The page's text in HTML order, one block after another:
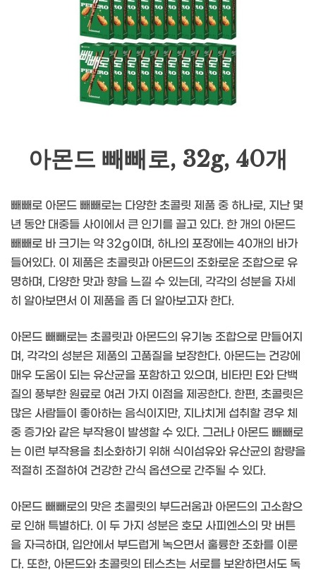
아몬드 빼빼로, 32g, 40개
빼빼로 아몬드 빼빼로는 다양한 초콜릿 제품 중 하나로, 지난 몇
년 동안 대중들 사이에서 큰 인기를 끌고 있다. 한 개의 아몬드
빼빼로 바 크기는 약 32g이며, 하나의 포장에는 40개의 바가
들어있다. 이 제품은 초콜릿과 아몬드의 조화로운 조합으로 유
명하며, 다양한 맛과 향을 느낄 수 있는데, 각각의 성분을 자세
히 알아보면서 이 제품을 좀 더 알아보고자 한다.
아몬드 빼빼로는 초콜릿과 아몬드의 유기농 조합으로 만들어지
며, 각각의 성분은 제품의 고품질을 보장한다. 아몬드는 건강에
매우 도움이 되는 유산균을 포함하고 있으며, 비타민 E와 단백
질의 풍부한 원료로 여러 가지 이점을 제공한다. 한편, 초콜릿은
많은 사람들이 좋아하는 음식이지만, 지나치게 섭취할 경우 체
중 증가와 같은 부작용이 발생할 수 있다. 그러나 아몬드 빼빼로
는 이런 부작용을 최소화하기 위해 식이섬유와 유산균의 함량을
적절히 조절하여 건강한 간식 옵션으로 간주될 수 있다.
아몬드 빼빼로의 맛은 초콜릿의 부드러움과 아몬드의 고소함으
로 인해 특별하다. 이 두 가지 성분은 호모 사피엔스의 맛 버튼
을 자극하며, 입안에서 부드럽게 녹으면서 훌륭한 조화를 이룬
다. 또한, 아몬드와 초콜릿의 테스츠는 서로를 보완하면서도 독